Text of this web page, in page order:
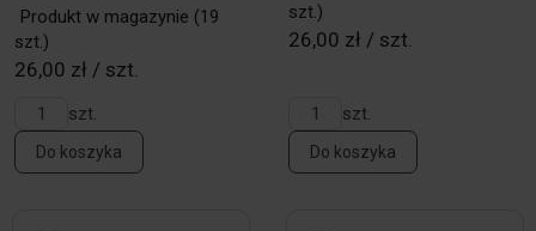
Produkt w magazynie (19
szt.)
26,00 zł / szt.
szt.
Do koszyka
szt.)
26,00 zł / szt.
szt.
Do koszyka